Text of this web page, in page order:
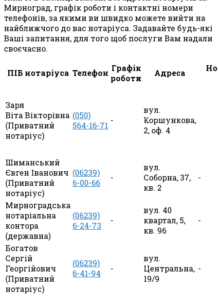
Мирноград, графік роботи і контактні номери
телефонів, за якими ви швидко можете вийти на
найближчого до вас нотаріуса. Задавайте будь-які
Ваші запитання, для того щоб послуги Вам надали
своєчасно.
ПІБ нотаріуса Телефон Графік
роботи
Адреса
Заря
Віта Вікторівна
(Приватний
нотаріус)
(050)
564-16-71
-
вул.
Коршункова,
2, оф. 4
Шиманський
Євген Іванович
(Приватний
нотаріус)
(06239)
6-00-66
-
вул.
Соборна, 37,
кв. 2
-
Мирноградська
нотаріальна
контора
(державна)
(06239)
6-24-73
-
вул. 40
квартал, 5,
кв. 96
-
Богатов
Сергій
Георгійович
(Приватний
нотаріус)
(06239)
6-41-94
-
вул.
Центральна,
19/9
-